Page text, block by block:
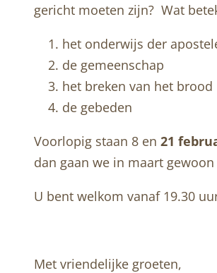
gericht moeten zijn? Wat
het onderwijs der
de gemeenschap
het breken van het brood
de gebeden
Voorlopig staan 8 en 21
dan gaan we in maart
U bent welkom vanaf 19.30
Met vriendelijke groeten,